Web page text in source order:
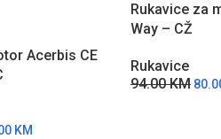
Acerbis CE
KM
Rukavice za
Way – CŽ
Rukavice
94.00KM